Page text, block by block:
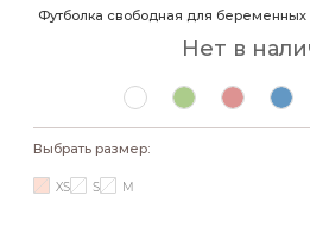
Футболка свободная для
Нет в
Выбрать размер:
XS S M